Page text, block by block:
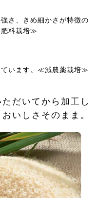
さ、きめ細かさが特徴の
肥料栽培≫
ています。≪減農薬栽培≫
だいてから加工し
いしさそのまま。